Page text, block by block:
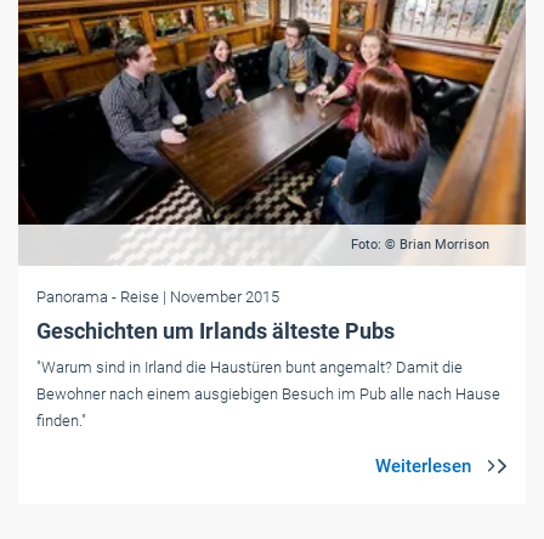
Foto: © Brian Morrison
Panorama - Reise | November 2015
Geschichten um Irlands älteste Pubs
"Warum sind in Irland die Haustüren bunt angemalt? Damit die
Bewohner nach einem ausgiebigen Besuch im Pub alle nach Hause
finden."